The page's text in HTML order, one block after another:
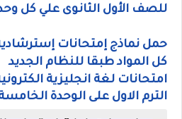
للصف الأول الثانوى علي كل وحدات
حمل نماذج إمتحانات
كل المواد طبقا للنظام الجديد
امتحانات لغة انجليزية
الترم الاول على الوحدة